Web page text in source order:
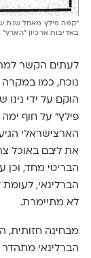
באדיבות ארכיון
לעתים הקשר
נוכח, כמו במקרה
הוקם על ידי
פילץ״ על חוף
הארצישראלי
את ליבם באוכל
הבריטי מחד, וכן
הברלינאי, לעומת
לא מתיימרת.
מבחינה חזותית,
הברלינאי